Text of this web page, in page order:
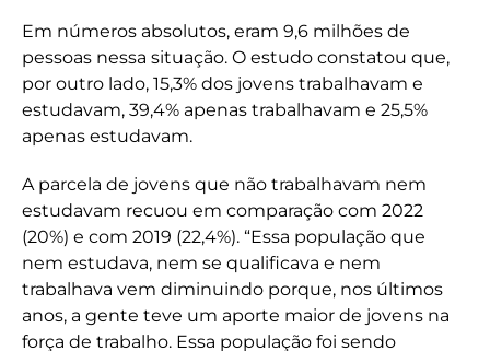
Em números absolutos, eram 9,6 milhões de
pessoas nessa situação. O estudo constatou que,
por outro lado, 15,3% dos jovens trabalhavam e
estudavam, 39,4% apenas trabalhavam e 25,5%
apenas estudavam.
A parcela de jovens que não trabalhavam nem
estudavam recuou em comparação com 2022
(20%) e com 2019 (22,4%). “Essa população que
nem estudava, nem se qualificava e nem
trabalhava vem diminuindo porque, nos últimos
anos, a gente teve um aporte maior de jovens na
força de trabalho. Essa população foi sendo